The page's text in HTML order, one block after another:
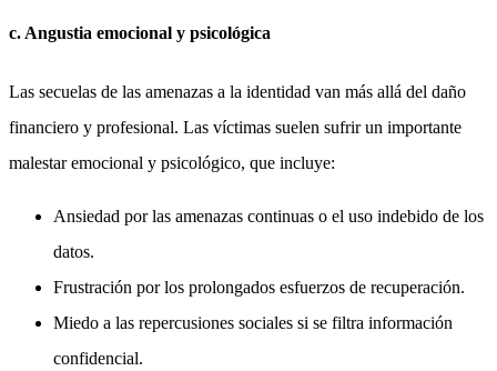
c. Angustia emocional y psicológica
Las secuelas de las amenazas a la identidad van más allá del daño
financiero y profesional. Las víctimas suelen sufrir un importante
malestar emocional y psicológico, que incluye:
Ansiedad por las amenazas continuas o el uso indebido de los
datos.
Frustración por los prolongados esfuerzos de recuperación.
Miedo a las repercusiones sociales si se filtra información
confidencial.